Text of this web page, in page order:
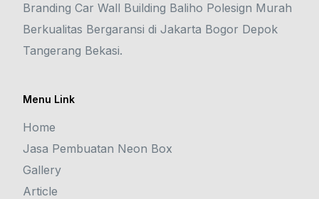
Branding Car Wall Building Baliho Polesign Murah
Berkualitas Bergaransi di Jakarta Bogor Depok
Tangerang Bekasi.
Menu Link
Home
Jasa Pembuatan Neon Box
Gallery
Article